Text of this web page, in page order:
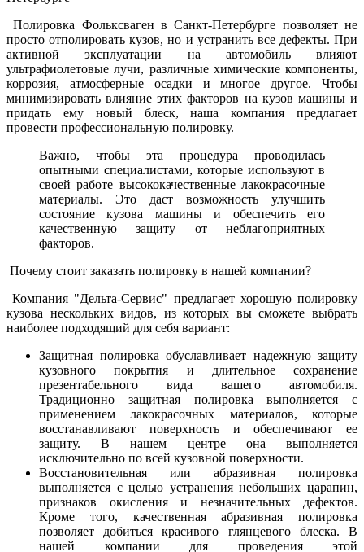
Полировка Фольксваген в Санкт-Петербурге позволяет не
просто отполировать кузов, но и устранить все дефекты. При
активной эксплуатации на автомобиль влияют
ультрафиолетовые лучи, различные химические компоненты,
коррозия, атмосферные осадки и многое другое. Чтобы
минимизировать влияние этих факторов на кузов машины и
придать ему новый блеск, наша компания предлагает
провести профессиональную полировку.
Важно, чтобы эта процедура проводилась
опытными специалистами, которые используют в
своей работе высококачественные лакокрасочные
материалы. Это даст возможность улучшить
состояние кузова машины и обеспечить его
качественную защиту от неблагоприятных
факторов.
Почему стоит заказать полировку в нашей компании?
Компания "Дельта-Сервис" предлагает хорошую полировку
кузова нескольких видов, из которых вы сможете выбрать
наиболее подходящий для себя вариант:
Защитная полировка обуславливает надежную защиту
кузовного покрытия и длительное сохранение
презентабельного вида вашего автомобиля.
Традиционно защитная полировка выполняется с
применением лакокрасочных материалов, которые
восстанавливают поверхность и обеспечивают ее
защиту. В нашем центре она выполняется
исключительно по всей кузовной поверхности.
Восстановительная или абразивная полировка
выполняется с целью устранения небольших царапин,
признаков окисления и незначительных дефектов.
Кроме того, качественная абразивная полировка
позволяет добиться красивого глянцевого блеска. В
нашей компании для проведения этой